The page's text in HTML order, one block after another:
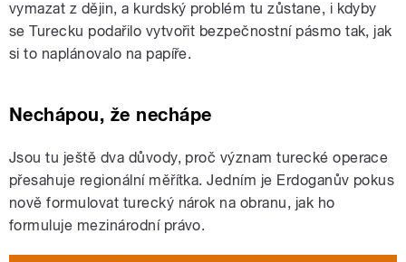
vymazat z dějin, a kurdský problém tu zůstane, i kdyby
se Turecku podařilo vytvořit bezpečnostní pásmo tak, jak
si to naplánovalo na papíře.
Nechápou, že nechápe
Jsou tu ještě dva důvody, proč význam turecké operace
přesahuje regionální měřítka. Jedním je Erdoganův pokus
nově formulovat turecký nárok na obranu, jak ho
formuluje mezinárodní právo.